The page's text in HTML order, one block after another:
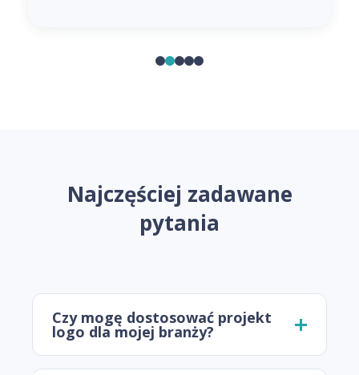
Najczęściej zadawane
pytania
Czy mogę dostosować projekt
logo dla mojej branży?